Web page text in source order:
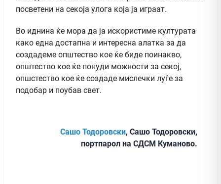
посветени на секоја улога која ја играат.
Во иднина ќе мора да ја искористиме културата
како една достапна и интересна алатка за да
создадеме општество кое ќе биде поинакво,
општество кое ќе понуди можности за секој,
опшстество кое ќе создаде мислечки луѓе за
подобар и поубав свет.
Сашо Тодоровски, Сашо Тодоровски,
портпарол на СДСМ Куманово.